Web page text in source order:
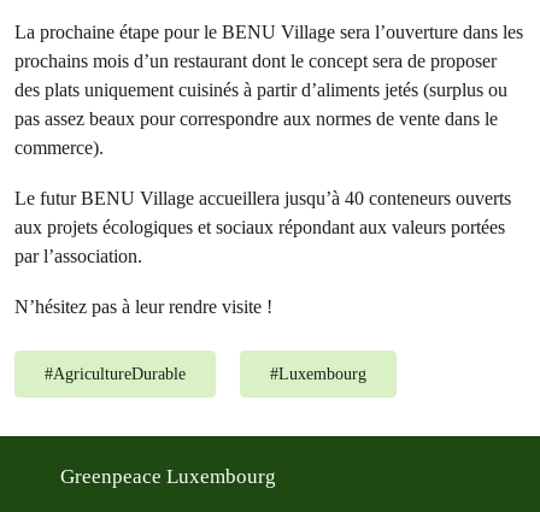
La prochaine étape pour le BENU Village sera l’ouverture dans les
prochains mois d’un restaurant dont le concept sera de proposer
des plats uniquement cuisinés à partir d’aliments jetés (surplus ou
pas assez beaux pour correspondre aux normes de vente dans le
commerce).
Le futur BENU Village accueillera jusqu’à 40 conteneurs ouverts
aux projets écologiques et sociaux répondant aux valeurs portées
par l’association.
N’hésitez pas à leur rendre visite !
#AgricultureDurable #Luxembourg
Greenpeace Luxembourg